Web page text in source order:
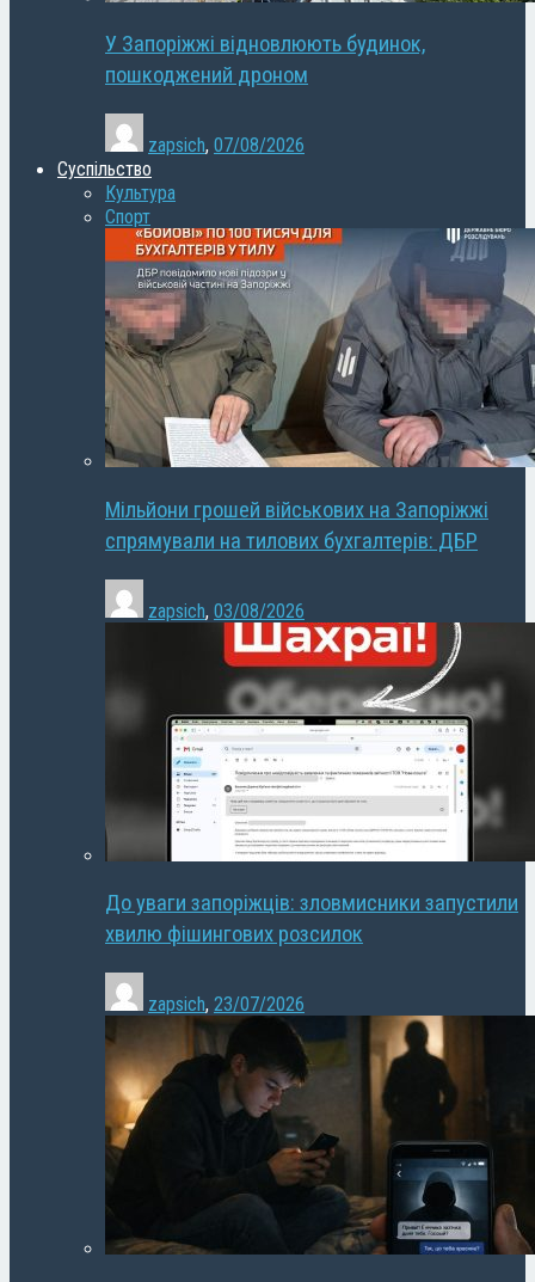
У Запоріжжі відновлюють будинок,
пошкоджений дроном
zapsich, 07/08/2026
Суспільство
Культура
Спорт
Мільйони грошей військових на Запоріжжі
спрямували на тилових бухгалтерів: ДБР
zapsich, 03/08/2026
До уваги запоріжців: зловмисники запустили
хвилю фішингових розсилок
zapsich, 23/07/2026